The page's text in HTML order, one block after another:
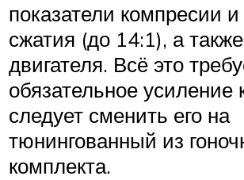
показатели компресии
сжатия (до 14:1), а
двигателя. Всё это
обязательное усиление
следует сменить его на
тюнингованный из
комплекта.